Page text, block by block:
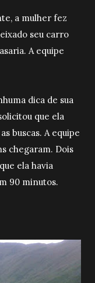
a mulher fez
seu carro
A equipe
dica de sua
que ela
buscas. A equipe
chegaram. Dois
ela havia
90 minutos.